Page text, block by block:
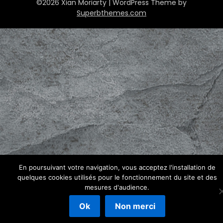
©2026 Xian Moriarty | WordPress Theme by
Superbthemes.com
En poursuivant votre navigation, vous acceptez l'installation de
quelques cookies utilisés pour le fonctionnement du site et des
mesures d'audience.
Ok Non merci